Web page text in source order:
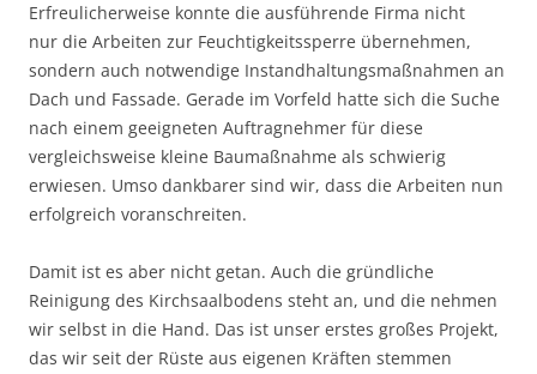
Erfreulicherweise konnte die ausführende Firma nicht
nur die Arbeiten zur Feuchtigkeitssperre übernehmen,
sondern auch notwendige Instandhaltungsmaßnahmen an
Dach und Fassade. Gerade im Vorfeld hatte sich die Suche
nach einem geeigneten Auftragnehmer für diese
vergleichsweise kleine Baumaßnahme als schwierig
erwiesen. Umso dankbarer sind wir, dass die Arbeiten nun
erfolgreich voranschreiten.
Damit ist es aber nicht getan. Auch die gründliche
Reinigung des Kirchsaalbodens steht an, und die nehmen
wir selbst in die Hand. Das ist unser erstes großes Projekt,
das wir seit der Rüste aus eigenen Kräften stemmen